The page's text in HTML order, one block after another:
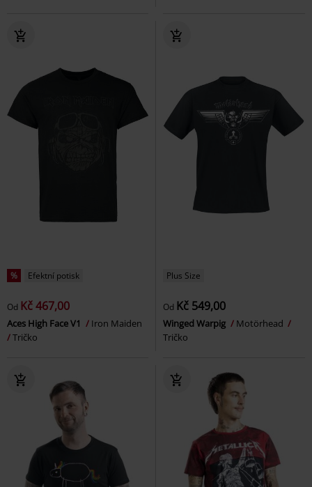
% Efektní potisk
Od Kč 467,00
Aces High Face V1
Iron Maiden
Tričko
Plus Size
Od Kč 549,00
Winged Warpig
Motörhead
Tričko